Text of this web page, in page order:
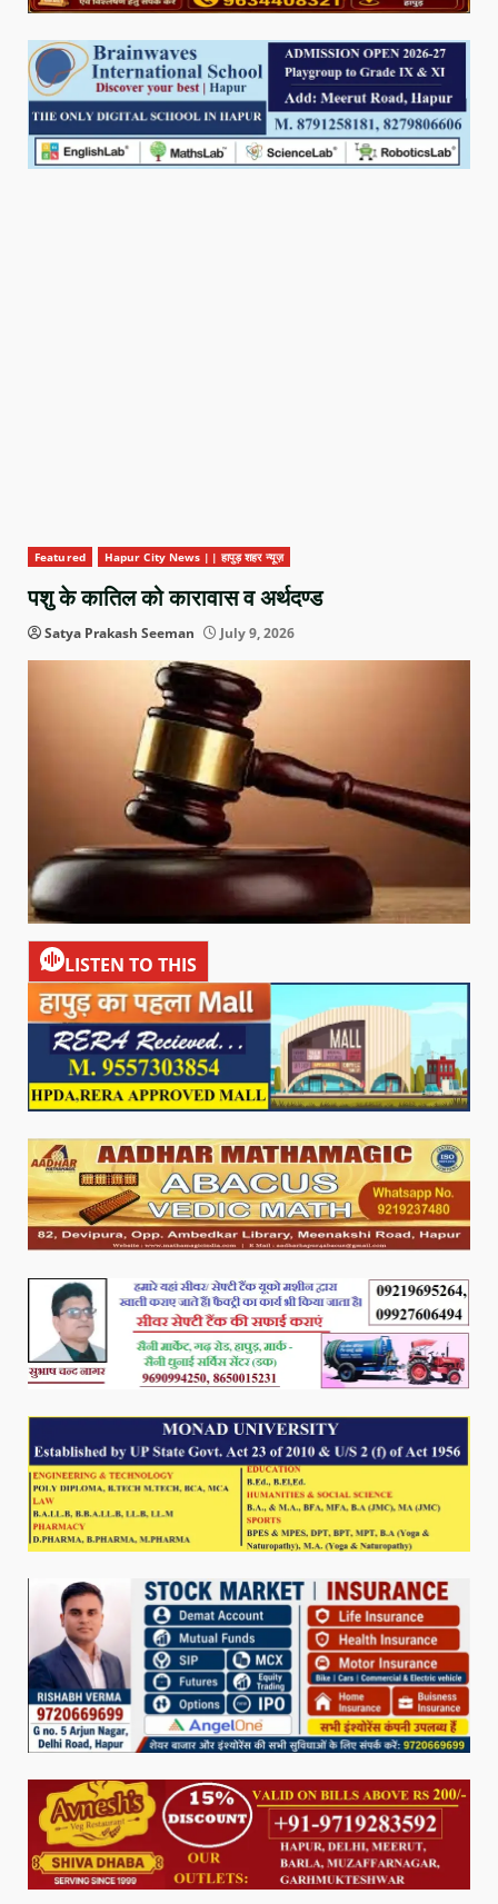
Featured Hapur City News || हापुड़ शहर न्यूज़
पशु के कातिल को कारावास व अर्थदण्ड
Satya Prakash Seeman July 9, 2026
LISTEN TO THIS